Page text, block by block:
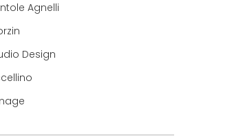
Agnelli
Design